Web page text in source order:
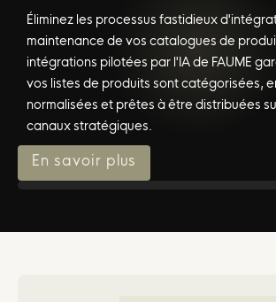
Éliminez les processus fastidieux
maintenance de vos catalogues de
intégrations pilotées par l'IA de FAUME
vos listes de produits sont catégorisées,
normalisées et prêtes à être distribuées
canaux stratégiques.
En savoir plus